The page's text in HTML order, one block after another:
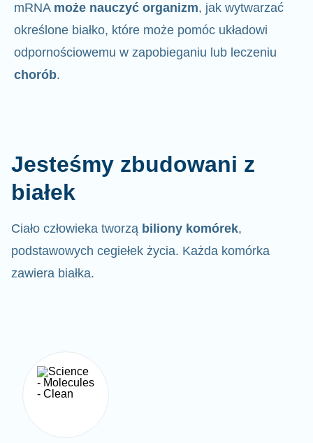
mRNA może nauczyć organizm, jak wytwarzać
określone białko, które może pomóc układowi
odpornościowemu w zapobieganiu lub leczeniu
chorób.
Jesteśmy zbudowani z
białek
Ciało człowieka tworzą biliony komórek,
podstawowych cegiełek życia. Każda komórka
zawiera białka.